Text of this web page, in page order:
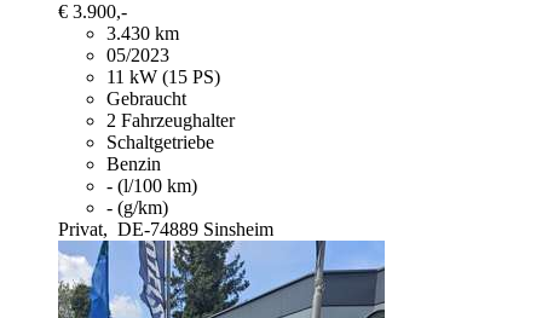
€ 3.900,-
3.430 km
05/2023
11 kW (15 PS)
Gebraucht
2 Fahrzeughalter
Schaltgetriebe
Benzin
- (l/100 km)
- (g/km)
Privat, DE-74889 Sinsheim